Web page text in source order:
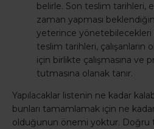
belirle. Son teslim tarihleri,
zaman yapması
yeterince yönetebilecekleri
teslim tarihleri,
için birlikte çalışmasına ve
tutmasına olanak tanır.
Yapılacaklar listenin ne kadar
bunları tamamlamak için ne
olduğunun önemi yoktur. Doğru